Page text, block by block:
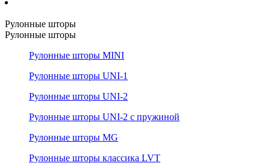
Рулонные шторы
Рулонные шторы
Рулонные шторы MINI
Рулонные шторы UNI-1
Рулонные шторы UNI-2
Рулонные шторы UNI-2 с пружиной
Рулонные шторы MG
Рулонные шторы классика LVT